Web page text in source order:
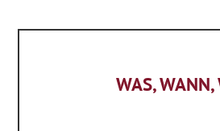
WAS, WANN,